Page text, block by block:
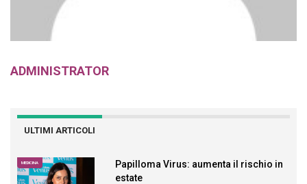
ADMINISTRATOR
ULTIMI ARTICOLI
MEDICINA
Papilloma Virus: aumenta il rischio in
estate